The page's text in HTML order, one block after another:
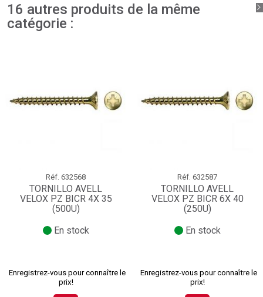
16 autres produits de la même
catégorie :
Réf. 632568
TORNILLO AVELL
VELOX PZ BICR 4X 35
(500U)
En stock
Enregistrez-vous pour connaître le
prix!
Réf. 632587
TORNILLO AVELL
VELOX PZ BICR 6X 40
(250U)
En stock
Enregistrez-vous pour connaître le
prix!